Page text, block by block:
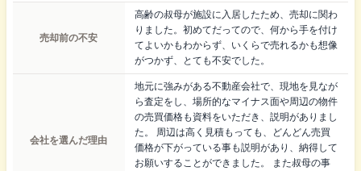
売却前の不安
高齢の叔母が施設に入居したため、売却に関わ
りました。初めてだってので、何から手を付け
てよいかもわからず、いくらで売れるかも想像
がつかず、とても不安でした。
会社を選んだ理由
地元に強みがある不動産会社で、現地を見なが
ら査定をし、場所的なマイナス面や周辺の物件
の売買価格も資料をいただき、説明がありまし
た。 周辺は高く見積もっても、どんどん売買
価格が下がっている事も説明があり、納得して
お願いすることができました。 また叔母の事